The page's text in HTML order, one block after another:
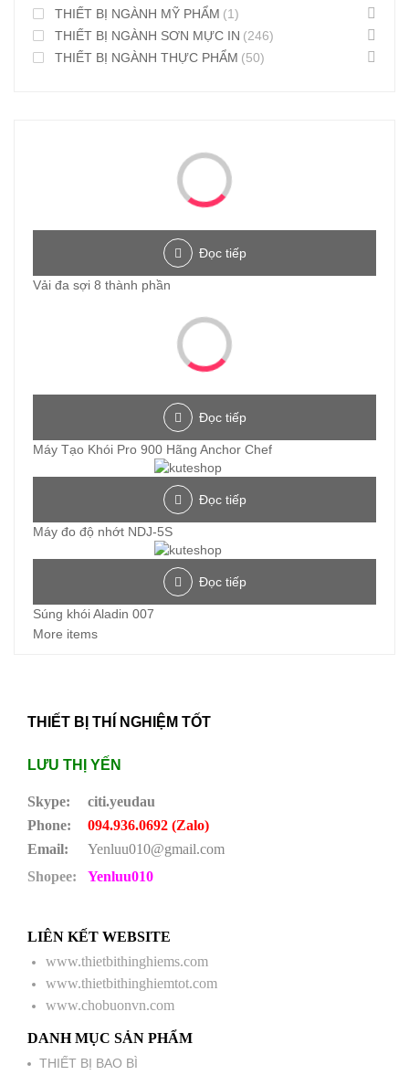
THIẾT BỊ NGÀNH MỸ PHẨM (1)
THIẾT BỊ NGÀNH SƠN MỰC IN (246)
THIẾT BỊ NGÀNH THỰC PHẨM (50)
Đọc tiếp
Vải đa sợi 8 thành phần
Đọc tiếp
Máy Tạo Khói Pro 900 Hãng Anchor Chef
Đọc tiếp
Máy đo độ nhớt NDJ-5S
Đọc tiếp
Súng khói Aladin 007
More items
THIẾT BỊ THÍ NGHIỆM TỐT
LƯU THỊ YẾN
Skype:
citi.yeudau
Phone:
094.936.0692 (Zalo)
Email:
Yenluu010@gmail.com
Shopee:
Yenluu010
LIÊN KẾT WEBSITE
www.thietbithinghiems.com
www.thietbithinghiemtot.com
www.chobuonvn.com
DANH MỤC SẢN PHẨM
THIẾT BỊ BAO BÌ